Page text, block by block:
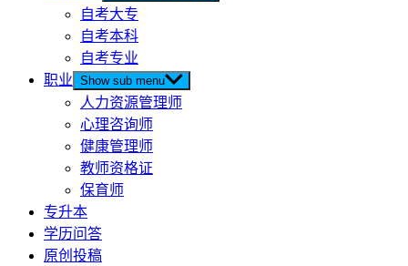
自考大专
自考本科
自考专业
职业 Show sub menu
人力资源管理师
心理咨询师
健康管理师
教师资格证
保育师
专升本
学历问答
原创投稿